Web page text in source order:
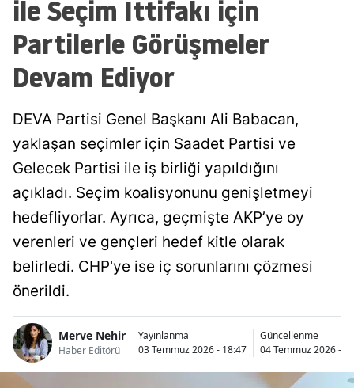
ile Seçim İttifakı için
Partilerle Görüşmeler
Devam Ediyor
DEVA Partisi Genel Başkanı Ali Babacan,
yaklaşan seçimler için Saadet Partisi ve
Gelecek Partisi ile iş birliği yapıldığını
açıkladı. Seçim koalisyonunu genişletmeyi
hedefliyorlar. Ayrıca, geçmişte AKP’ye oy
verenleri ve gençleri hedef kitle olarak
belirledi. CHP'ye ise iç sorunlarını çözmesi
önerildi.
Merve Nehir
Haber Editörü
Yayınlanma
03 Temmuz 2026 - 18:47
Güncellenme
04 Temmuz 2026 -